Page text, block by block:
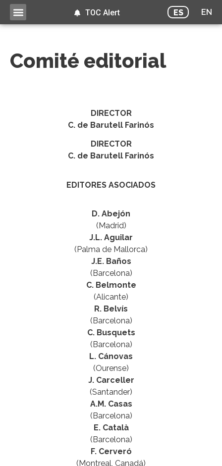
ES EN
TOC Alert
Comité editorial
DIRECTOR
C. de Barutell Farinós
DIRECTOR
C. de Barutell Farinós
EDITORES ASOCIADOS
D. Abejón
(Madrid)
J.L. Aguilar
(Palma de Mallorca)
J.E. Baños
(Barcelona)
C. Belmonte
(Alicante)
R. Belvís
(Barcelona)
C. Busquets
(Barcelona)
L. Cánovas
(Ourense)
J. Carceller
(Santander)
A.M. Casas
(Barcelona)
E. Català
(Barcelona)
F. Cerveró
(Montreal, Canadá)